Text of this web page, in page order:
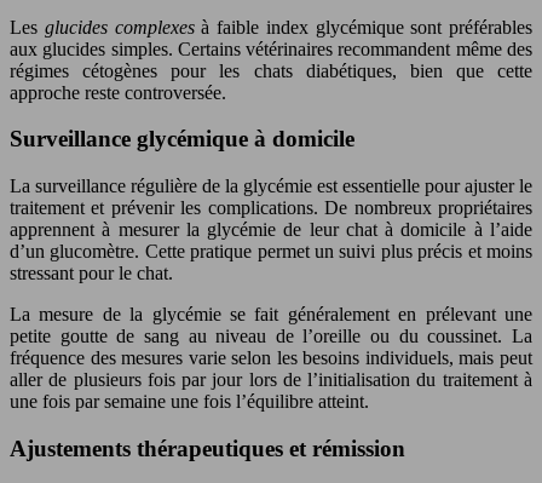
Les glucides complexesà faible index glycémique sont préférables
aux glucides simples. Certains vétérinaires recommandent même des
régimes cétogènes pour les chats diabétiques, bien que cette
approche reste controversée.
Surveillance glycémique à domicile
La surveillance régulière de la glycémie est essentielle pour ajuster le
traitement et prévenir les complications. De nombreux propriétaires
apprennent à mesurer la glycémie de leur chat à domicile à l’aide
d’un glucomètre. Cette pratique permet un suivi plus précis et moins
stressant pour le chat.
La mesure de la glycémie se fait généralement en prélevant une
petite goutte de sang au niveau de l’oreille ou du coussinet. La
fréquence des mesures varie selon les besoins individuels, mais peut
aller de plusieurs fois par jour lors de l’initialisation du traitement à
une fois par semaine une fois l’équilibre atteint.
Ajustements thérapeutiques et rémission